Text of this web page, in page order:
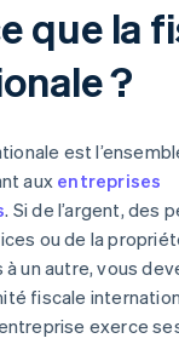
que la
?
est
aux entreprises
. Si de l’argent, des
ou de la
à un autre, vous
fiscale
exerce